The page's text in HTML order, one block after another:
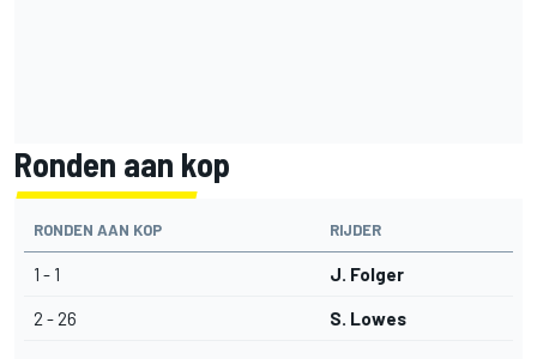
Ronden aan kop
RONDEN AAN KOP RIJDER
1 - 1 J. Folger
2 - 26 S. Lowes